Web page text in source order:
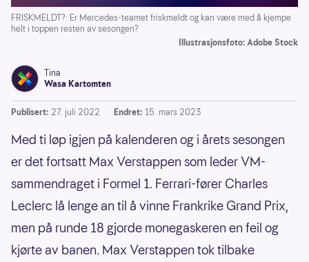
FRISKMELDT?: Er Mercedes-teamet friskmeldt og kan være med å kjempe
helt i toppen resten av sesongen?
Illustrasjonsfoto: Adobe Stock
Tina
Wasa Kartomten
Publisert: 27. juli 2022 Endret: 15. mars 2023
Med ti løp igjen på kalenderen og i årets sesongen
er det fortsatt Max Verstappen som leder VM-
sammendraget i Formel 1. Ferrari-fører Charles
Leclerc lå lenge an til å vinne Frankrike Grand Prix,
men på runde 18 gjorde monegaskeren en feil og
kjørte av banen. Max Verstappen tok tilbake